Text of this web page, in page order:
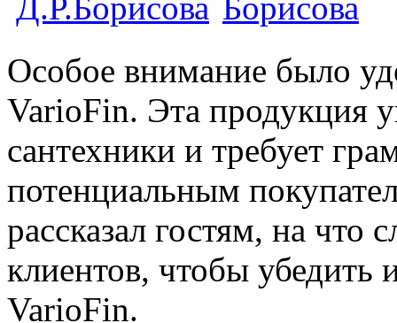
Особое внимание было
VarioFin. Эта продукция
сантехники и требует
потенциальным
рассказал гостям, на что
клиентов, чтобы убедить
VarioFin.